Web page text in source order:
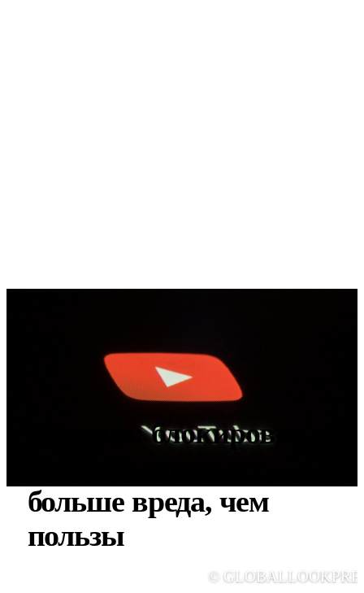
Госдума: блокировка
больше вреда, чем
пользы
©